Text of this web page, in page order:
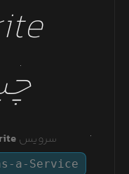
سرویس
a-Service